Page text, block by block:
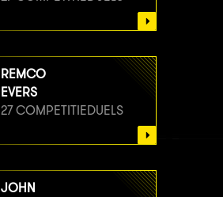
REMCO
EVERS
27 COMPETITIEDUELS
JOHN